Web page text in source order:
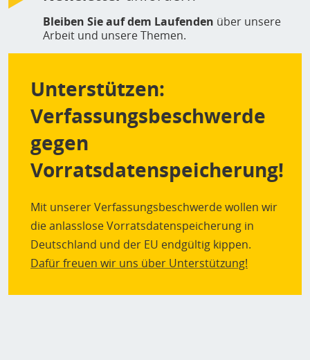
Bleiben Sie auf dem Laufenden über unsere
Arbeit und unsere Themen.
Unterstützen:
Verfassungsbeschwerde
gegen
Vorratsdatenspeicherung!
Mit unserer Verfassungsbeschwerde wollen wir
die anlasslose Vorratsdatenspeicherung in
Deutschland und der EU endgültig kippen.
Dafür freuen wir uns über Unterstützung!